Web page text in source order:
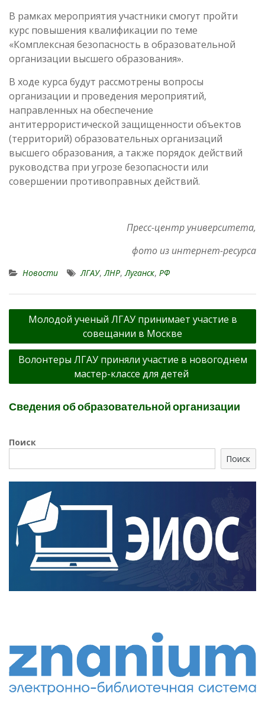
В рамках мероприятия участники смогут пройти
курс повышения квалификации по теме
«Комплексная безопасность в образовательной
организации высшего образования».
В ходе курса будут рассмотрены вопросы
организации и проведения мероприятий,
направленных на обеспечение
антитеррористической защищенности объектов
(территорий) образовательных организаций
высшего образования, а также порядок действий
руководства при угрозе безопасности или
совершении противоправных действий.
Пресс-центр университета,
фото из интернет-ресурса
Новости ЛГАУ, ЛНР, Луганск, РФ
Навигация
записям
Молодой ученый ЛГАУ принимает участие в
совещании в Москве
Волонтеры ЛГАУ приняли участие в новогоднем
мастер-классе для детей
Сведения об образовательной организации
Поиск
Поиск